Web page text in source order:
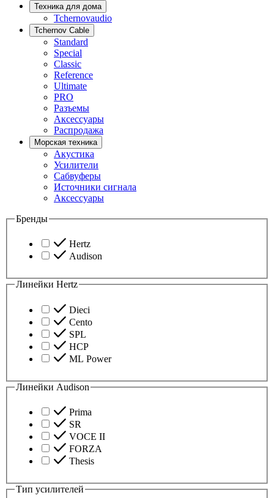
Техника для дома
Tchernovaudio
Tchernov Cable
Standard
Special
Classic
Reference
Ultimate
PRO
Разъемы
Аксессуары
Распродажа
Морская техника
Акустика
Усилители
Сабвуферы
Источники сигнала
Аксессуары
Бренды
Hertz
Audison
Линейки Hertz
Dieci
Cento
SPL
HCP
ML Power
Линейки Audison
Prima
SR
VOCE II
FORZA
Thesis
Тип усилителей